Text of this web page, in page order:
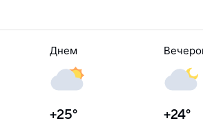
Днем
+25° +24°